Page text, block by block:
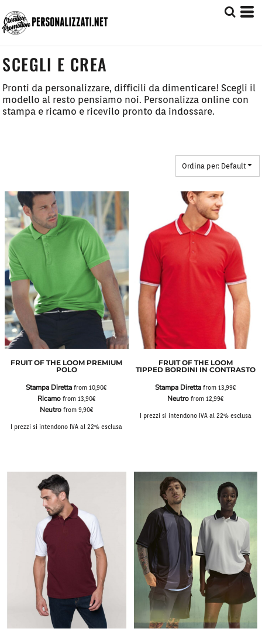
SCEGLI E CREA
Pronti da personalizzare, difficili da dimenticare! Scegli il
modello al resto pensiamo noi. Personalizza online con
stampa e ricamo e ricevilo pronto da indossare.
Ordina per: Default
FRUIT OF THE LOOM PREMIUM
POLO
Stampa Diretta from10,90€
Ricamofrom 13,90€
Neutrofrom 9,90€
I prezzi si intendono IVA al 22% esclusa
FRUIT OF THE LOOM
TIPPED BORDINI IN CONTRASTO
Stampa Direttafrom 13,99€
Neutrofrom 12,99€
I prezzi si intendono IVA al 22% esclusa
Default
Prezzo: Dal più Basso
Prezzo: Dal più Alto
Date Added